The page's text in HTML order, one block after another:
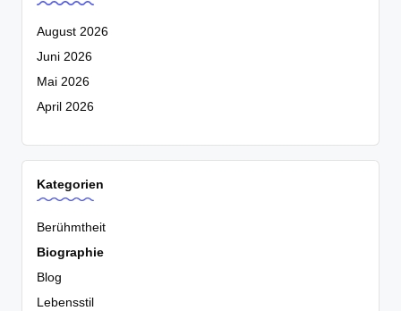
August 2026
Juni 2026
Mai 2026
April 2026
Kategorien
Berühmtheit
Biographie
Blog
Lebensstil